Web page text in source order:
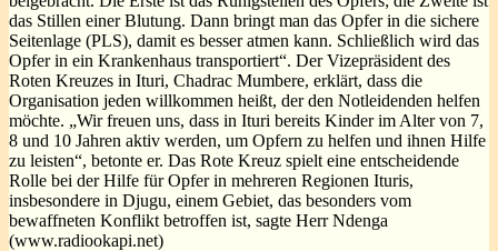
das Stillen einer Blutung. Dann bringt man das Opfer in die sichere
Seitenlage (PLS), damit es besser atmen kann. Schließlich wird das
Opfer in ein Krankenhaus transportiert“. Der Vizepräsident des
Roten Kreuzes in Ituri, Chadrac Mumbere, erklärt, dass die
Organisation jeden willkommen heißt, der den Notleidenden helfen
möchte. „Wir freuen uns, dass in Ituri bereits Kinder im Alter von 7,
8 und 10 Jahren aktiv werden, um Opfern zu helfen und ihnen Hilfe
zu leisten“, betonte er. Das Rote Kreuz spielt eine entscheidende
Rolle bei der Hilfe für Opfer in mehreren Regionen Ituris,
insbesondere in Djugu, einem Gebiet, das besonders vom
bewaffneten Konflikt betroffen ist, sagte Herr Ndenga
(www.radiookapi.net)